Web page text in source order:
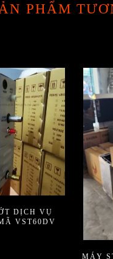
PHẨM
DỊCH VỤ
VST60DV
MÁY